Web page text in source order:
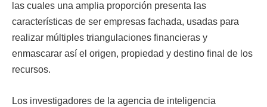
las cuales una amplia proporción presenta las
características de ser empresas fachada, usadas para
realizar múltiples triangulaciones financieras y
enmascarar así el origen, propiedad y destino final de los
recursos.
Los investigadores de la agencia de inteligencia